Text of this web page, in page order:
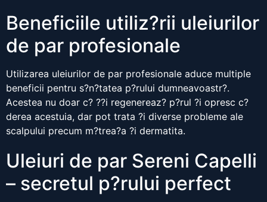
Beneficiile utiliz?rii uleiurilor
de par profesionale
Utilizarea uleiurilor de par profesionale aduce multiple
beneficii pentru s?n?tatea p?rului dumneavoastr?.
Acestea nu doar c? ??i regenereaz? p?rul ?i opresc c?
derea acestuia, dar pot trata ?i diverse probleme ale
scalpului precum m?trea?a ?i dermatita.
Uleiuri de par Sereni Capelli
– secretul p?rului perfect